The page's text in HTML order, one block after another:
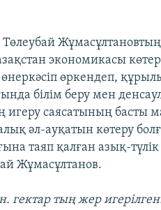
экономикасы
өркендеп,
білім беру мен
игеру саясатының басты
әл-ауқатын көтеру
таяп қалған азық-
Жұмасұлтанов.
гектар тың жер